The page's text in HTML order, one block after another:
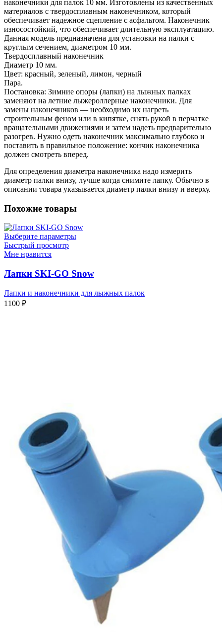
наконечники для палок 10 мм. Изготовлены из качественных
материалов с твердосплавным наконечником, который
обеспечивает надежное сцепление с асфальтом. Наконечник
износостойкий, что обеспечивает длительную эксплуатацию.
Данная модель предназначена для установки на палки с
круглым сечением, диаметром 10 мм.
Твердосплавный наконечник
Диаметр 10 мм.
Цвет: красный, зеленый, лимон, черный
Пара.
Постановка: Зимние опоры (лапки) на лыжных палках
заменяют на летние лыжероллерные наконечники. Для
замены наконечников — необходимо их нагреть
строительным феном или в кипятке, снять рукой в перчатке
вращательными движениями и затем надеть предварительно
разогрев. Нужно одеть наконечник максимально глубоко и
поставить в правильное положение: кончик наконечника
должен смотреть вперед.
Для определения диаметра наконечника надо измерить
диаметр палки внизу, лучше когда снимите лапку. Обычно в
описании товара указывается диаметр палки внизу и вверху.
Похожие товары
Выберите параметры
Быстрый просмотр
Мне нравится
Лапки SKI-GO Snow
Лапки и наконечники для лыжных палок
1100 ₽